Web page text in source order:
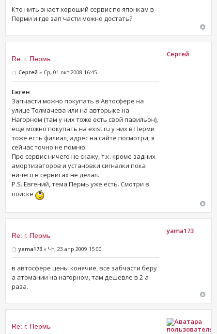
Кто нить знает хороший сервис по японкам в
Перми и где зап части можно достать?
Re: г. Пермь
Сергей » Ср, 01 окт 2008 16:45
Евген
Запчасти можно покупать в Автосфере на
улице Толмачева или на авторыке на
Нагорном (там у них тоже есть свой павильон),
еще можно покупать на exist.ru у них в Перми
тоже есть филиал, адрес на сайте посмотри, я
сейчас точно не помню.
Про сервис ничего не скажу, т.к. кроме задних
амортизаторов и установки сигналки пока
ничего в сервисах не делал.
P.S. Евгений, тема Пермь уже есть. Смотри в
поиске
Сергей
Re: г. Пермь
yama173 » Чт, 23 апр 2009 15:00
в автосфере цены конячие, все забчасти беру
а атомании на нагорном, там дешевле в 2-а
раза.
yama173
Re: г. Пермь